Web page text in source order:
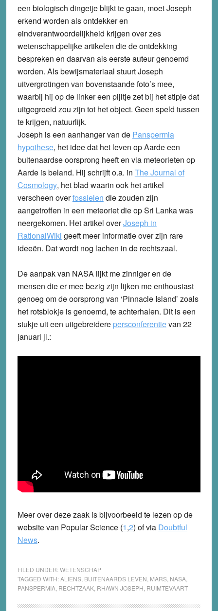
een biologisch dingetje blijkt te gaan, moet Joseph
erkend worden als ontdekker en
eindverantwoordelijkheid krijgen over zes
wetenschappelijke artikelen die de ontdekking
bespreken en daarvan als eerste auteur genoemd
worden. Als bewijsmateriaal stuurt Joseph
uitvergrotingen van bovenstaande foto’s mee,
waarbij hij op de linker een pijltje zet bij het stipje dat
uitgegroeid zou zijn tot het object. Geen speld tussen
te krijgen, natuurlijk.
Joseph is een aanhanger van de Panspermia
hypothese, het idee dat het leven op Aarde een
buitenaardse oorsprong heeft en via meteorieten op
Aarde is beland. Hij schrijft o.a. in The Journal of
Cosmology, het blad waarin ook het artikel
verscheen overfossielen die zouden zijn
aangetroffen in een meteoriet die op Sri Lanka was
neergekomen. Het artikel overJoseph in
RationalWiki geeft meer informatie over zijn rare
ideeën. Dat wordt nog lachen in de rechtszaal.
De aanpak van NASA lijkt me zinniger en de
mensen die er mee bezig zijn lijken me enthousiast
genoeg om de oorsprong van ‘Pinnacle Island’ zoals
het rotsblokje is genoemd, te achterhalen. Dit is een
stukje uit een uitgebreidere persconferentievan 22
januari jl.:
Meer over deze zaak is bijvoorbeeld te lezen op de
website van Popular Science (1,2) of via Doubtful
News.
FILED UNDER:WETENSCHAP
TAGGED WITH:ALIENS, BUITENAARDS LEVEN MARS, NASA,
PANSPERMIA, RECHTZAAK, RHAWN JOSEPH RUIMTEVAART